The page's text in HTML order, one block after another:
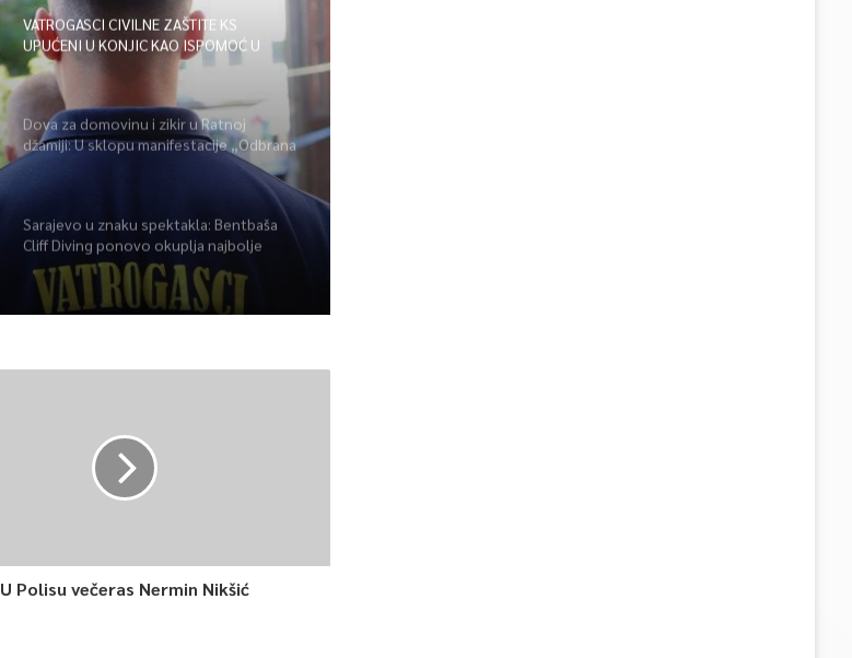
VATROGASCI CIVILNE ZAŠTITE KS
UPUĆENI U KONJIC KAO ISPOMOĆ U
GAŠENJU POŽARA
Dova za domovinu i zikir u Ratnoj
džamiji: U sklopu manifestacije „Odbrana
BiH – Igman 2026“ odana počast
Sarajevo u znaku spektakla: Bentbaša
Cliff Diving ponovo okuplja najbolje
skakače i vrhunsku zabavu
U Polisu večeras Nermin Nikšić